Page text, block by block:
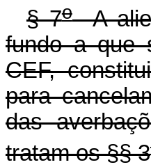
§ 7oA
fundo a que
CEF,
para
das
tratam os §§ 3